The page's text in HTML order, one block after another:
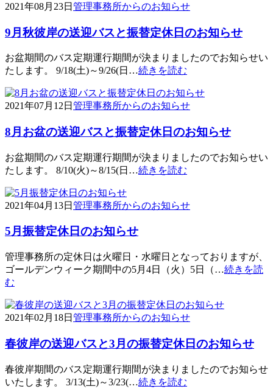
2021年08月23日 管理事務所からのお知らせ
9月秋彼岸の送迎バスと振替定休日のお知らせ
お盆期間のバス定期運行期間が決まりましたのでお知らせい
たします。 9/18(土)～9/26(日…続きを読む
2021年07月12日 管理事務所からのお知らせ
8月お盆の送迎バスと振替定休日のお知らせ
お盆期間のバス定期運行期間が決まりましたのでお知らせい
たします。 8/10(火)～8/15(日…続きを読む
2021年04月13日 管理事務所からのお知らせ
5月振替定休日のお知らせ
管理事務所の定休日は火曜日・水曜日となっておりますが、
ゴールデンウィーク期間中の5月4日（火）5日（…続きを読
む
2021年02月18日 管理事務所からのお知らせ
春彼岸の送迎バスと3月の振替定休日のお知らせ
春彼岸期間のバス定期運行期間が決まりましたのでお知らせ
いたします。 3/13(土)～3/23(…続きを読む